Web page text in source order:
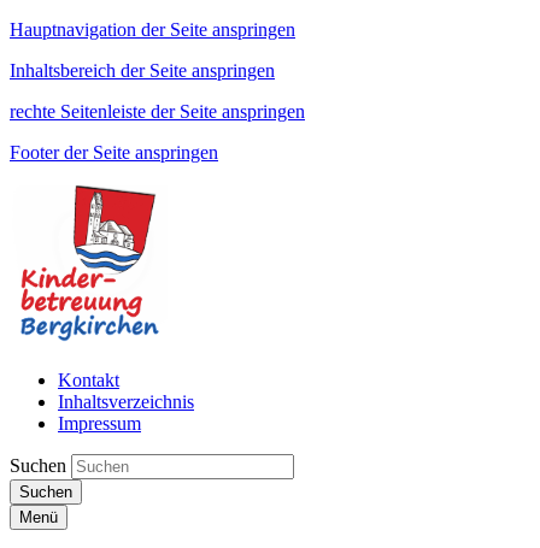
Hauptnavigation der Seite anspringen
Inhaltsbereich der Seite anspringen
rechte Seitenleiste der Seite anspringen
Footer der Seite anspringen
Kontakt
Inhaltsverzeichnis
Impressum
Suchen
Suchen
Menü